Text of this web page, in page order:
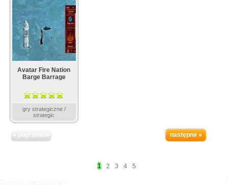
Avatar Fire Nation
Barge Barrage
gry strategiczne /
strategic
« poprzednie następne »
1 2 3 4 5